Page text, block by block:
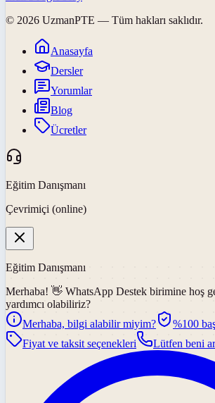
© 2026 UzmanPTE — Tüm hakları saklıdır.
Anasayfa
Dersler
Yorumlar
Blog
Ücretler
Eğitim Danışmanı
Çevrimiçi (online)
Eğitim Danışmanı
Merhaba! 👋 WhatsApp Destek birimine hoş
yardımcı olabiliriz?
Merhaba, bilgi alabilir miyim?
%100
Fiyat ve taksit seçenekleri
Lütfen beni